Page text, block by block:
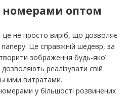
номерами оптом
не просто виріб, що дозволяє
Це справжній шедевр, за
зображення будь-якої
реалізувати свій
витратами.
у більшості розвинених